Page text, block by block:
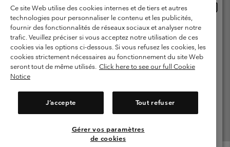
Garanties Légales
Politique de confidentialité
Conditions d'utilisation - Membres
Conditions D'utilisation - Contenu généré par l'utilisateur
Impressum
Cookies
Service client: Lun - Sam de 9h à 13h et de 14h à 18h
Ce site Web utilise des cookies internes et de tiers et autres
technologies pour personnaliser le contenu et les publicités,
fournir des fonctionnalités de réseaux sociaux et analyser notre
trafic. Veuillez préciser si vous acceptez notre utilisation de ces
cookies via les options ci-dessous. Si vous refusez les cookies, les
cookies strictement nécessaires au fonctionnement du site Web
seront tout de même utilisés. Click here to see our full Cookie
Notice
J’accepte Tout refuser
Gérer vos paramètres
de cookies
United States
Switzerland-English
Switzerland-Deutsch
Switzerland-Italiano
Voir Tous Les Pays